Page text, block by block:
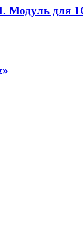
Модуль